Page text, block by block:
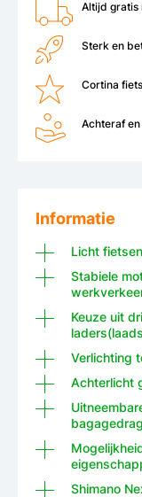
Altijd gratis
Sterk en
Cortina
Achteraf
Informatie
Licht
Stabiele
Keuze uit
Verlichting
Achterlicht
Shimano